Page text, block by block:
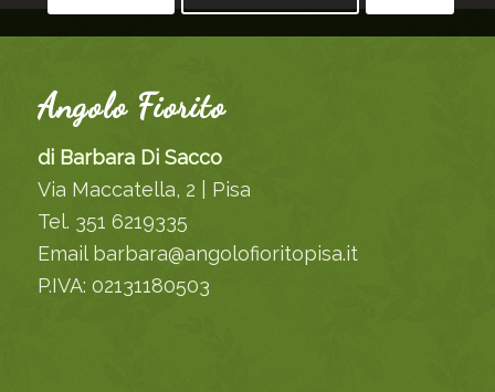
Angolo Fiorito
di Barbara Di Sacco
Via Maccatella, 2 | Pisa
Tel. 351 6219335
Email barbara@angolofioritopisa.it
P.IVA: 02131180503